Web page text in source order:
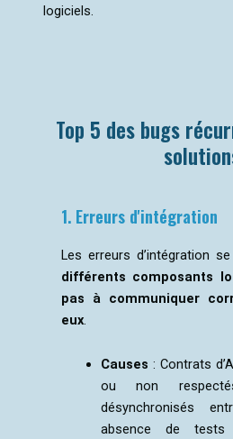
logiciels.
Top 5 des bugs
1. Erreurs d'intégration
Les erreurs d’intégration
différents composants
pas à communiquer
eux.
Causes : Contrats
ou non
désynchronisés
absence de